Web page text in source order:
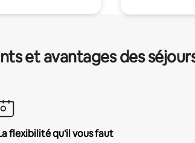
et avantages des
flexibilité qu'il vous faut